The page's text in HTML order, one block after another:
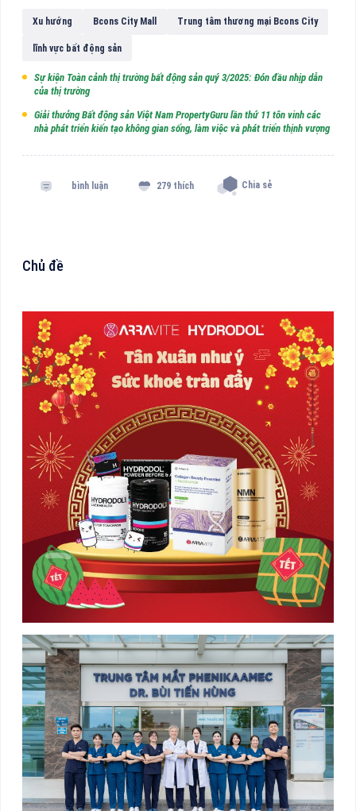
Xu hướng Bcons City Mall Trung tâm thương mại Bcons City
lĩnh vực bất động sản
Sự kiện Toàn cảnh thị trường bất động sản quý 3/2025: Đón đầu nhịp dẫn
của thị trường
Giải thưởng Bất động sản Việt Nam PropertyGuru lần thứ 11 tôn vinh các
nhà phát triển kiến tạo không gian sống, làm việc và phát triển thịnh vượng
bình luận 279 thích Chia sẻ
Chủ đề